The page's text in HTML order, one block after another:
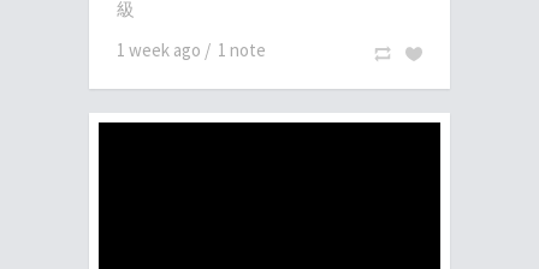
級
1 week ago / 1 note